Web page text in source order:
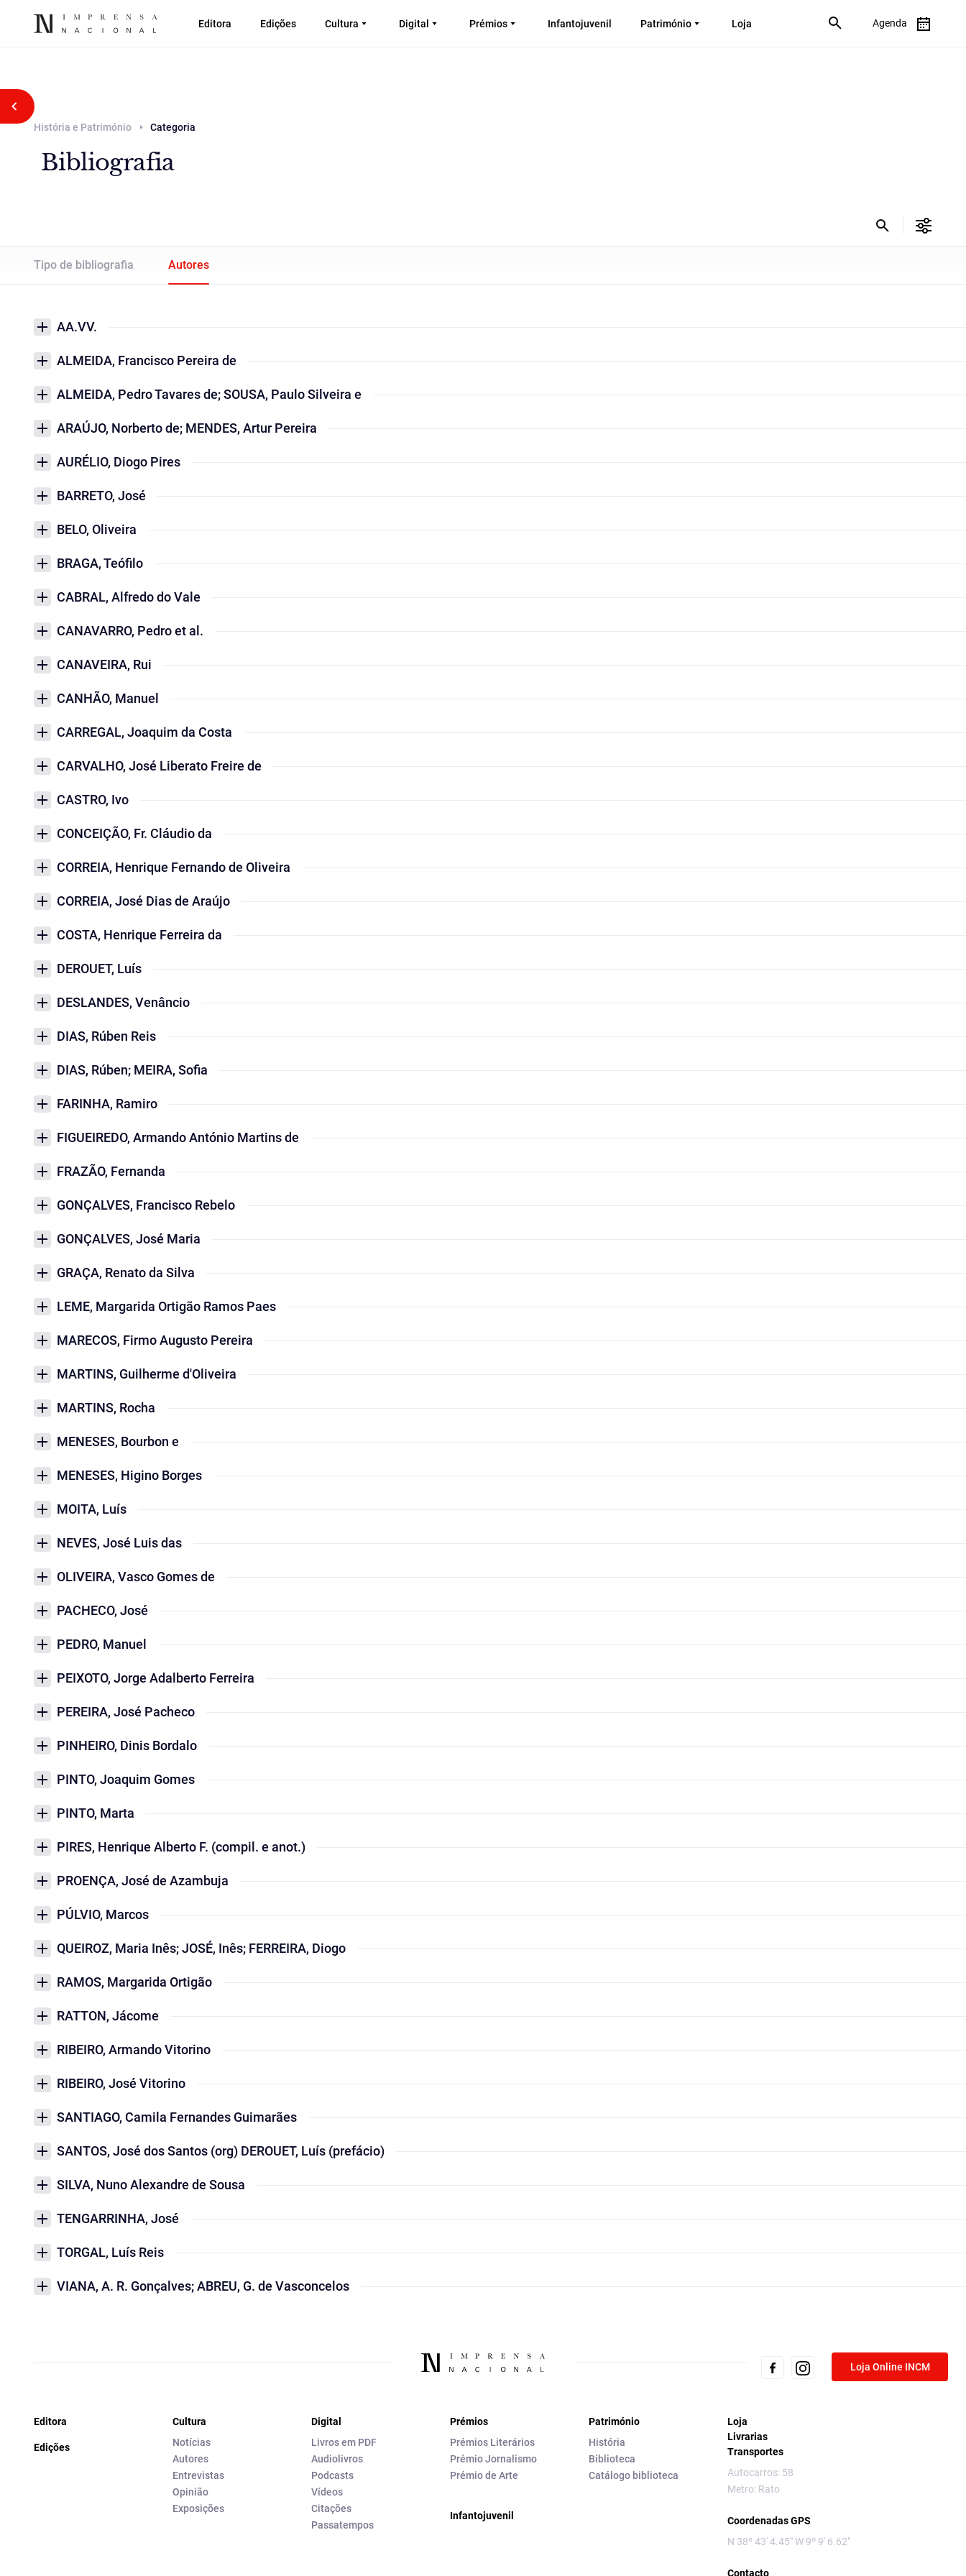
Editora Edições Cultura Digital Prémios Infantojuvenil Património Loja Agenda
Voltar atrás
História e Património Categoria
Bibliografia
Tipo de bibliografia Autores
AA.VV.
ALMEIDA, Francisco Pereira de
ALMEIDA, Pedro Tavares de; SOUSA, Paulo Silveira e
ARAÚJO, Norberto de; MENDES, Artur Pereira
AURÉLIO, Diogo Pires
BARRETO, José
BELO, Oliveira
BRAGA, Teófilo
CABRAL, Alfredo do Vale
CANAVARRO, Pedro et al.
CANAVEIRA, Rui
CANHÃO, Manuel
CARREGAL, Joaquim da Costa
CARVALHO, José Liberato Freire de
CASTRO, Ivo
CONCEIÇÃO, Fr. Cláudio da
CORREIA, Henrique Fernando de Oliveira
CORREIA, José Dias de Araújo
COSTA, Henrique Ferreira da
DEROUET, Luís
DESLANDES, Venâncio
DIAS, Rúben Reis
DIAS, Rúben; MEIRA, Sofia
FARINHA, Ramiro
FIGUEIREDO, Armando António Martins de
FRAZÃO, Fernanda
GONÇALVES, Francisco Rebelo
GONÇALVES, José Maria
GRAÇA, Renato da Silva
LEME, Margarida Ortigão Ramos Paes
MARECOS, Firmo Augusto Pereira
MARTINS, Guilherme d'Oliveira
MARTINS, Rocha
MENESES, Bourbon e
MENESES, Higino Borges
MOITA, Luís
NEVES, José Luis das
OLIVEIRA, Vasco Gomes de
PACHECO, José
PEDRO, Manuel
PEIXOTO, Jorge Adalberto Ferreira
PEREIRA, José Pacheco
PINHEIRO, Dinis Bordalo
PINTO, Joaquim Gomes
PINTO, Marta
PIRES, Henrique Alberto F. (compil. e anot.)
PROENÇA, José de Azambuja
PÚLVIO, Marcos
QUEIROZ, Maria Inês; JOSÉ, Inês; FERREIRA, Diogo
RAMOS, Margarida Ortigão
RATTON, Jácome
RIBEIRO, Armando Vitorino
RIBEIRO, José Vitorino
SANTIAGO, Camila Fernandes Guimarães
SANTOS, José dos Santos (org) DEROUET, Luís (prefácio)
SILVA, Nuno Alexandre de Sousa
TENGARRINHA, José
TORGAL, Luís Reis
VIANA, A. R. Gonçalves; ABREU, G. de Vasconcelos
Loja Online INCM
Editora
Edições
Cultura
Notícias
Autores
Entrevistas
Opinião
Exposições
Digital
Livros em PDF
Audiolivros
Podcasts
Vídeos
Citações
Passatempos
Prémios
Prémios Literários
Prémio Jornalismo
Prémio de Arte
Infantojuvenil
Património
História
Biblioteca
Catálogo biblioteca
Loja
Livrarias
Transportes
Autocarros: 58
Metro: Rato
Coordenadas GPS
N 38º 43' 4.45" W 9º 9' 6.62"
Contacto